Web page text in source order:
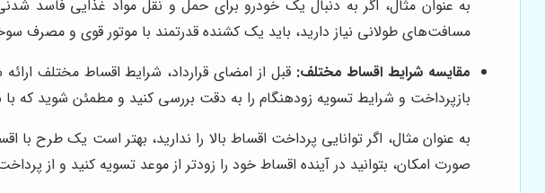
به عنوان مثال، اگر به دنبال یک خودرو برای حمل و نقل مواد غذایی فاسد
مسافت‌های طولانی نیاز دارید، باید یک کشنده قدرتمند با موتور قوی و مصرف
مقایسه شرایط اقساط مختلف: قبل از امضای قرارداد، شرایط اقساط مختلف
بازپرداخت و شرایط تسویه زودهنگام را به دقت بررسی کنید و مطمئن شوید که
به عنوان مثال، اگر توانایی پرداخت اقساط بالا را ندارید، بهتر است یک طرح
صورت امکان، بتوانید در آینده اقساط خود را زودتر از موعد تسویه کنید و از